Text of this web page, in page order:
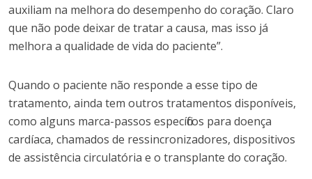
auxiliam na melhora do desempenho do coração. Claro
que não pode deixar de tratar a causa, mas isso já
melhora a qualidade de vida do paciente”.
Quando o paciente não responde a esse tipo de
tratamento, ainda tem outros tratamentos disponíveis,
como alguns marca-passos específicos para doença
cardíaca, chamados de ressincronizadores, dispositivos
de assistência circulatória e o transplante do coração.